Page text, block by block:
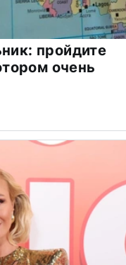
пройдите
очень